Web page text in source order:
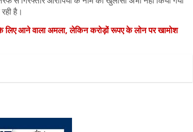
है।
लिए आने वाला अमला, लेकिन करोड़ों रूपए के लोन पर खामोश